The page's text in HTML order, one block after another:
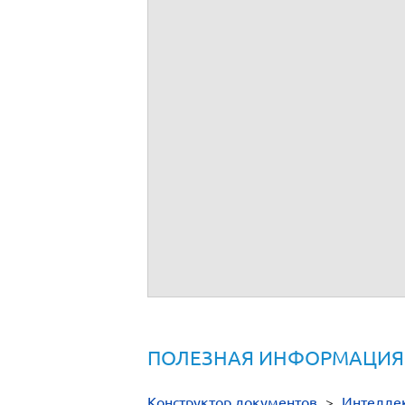
ПОЛЕЗНАЯ ИНФОРМАЦИЯ